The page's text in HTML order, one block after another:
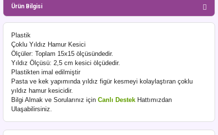
Ürün Bilgisi
Plastik
Çoklu Yıldız Hamur Kesici
Ölçüler: Toplam 15x15 ölçüsündedir.
Yıldız Ölçüsü: 2,5 cm kesici ölçüdedir.
Plastikten imal edilmiştir
Pasta ve kek yapımında yıldız figür kesmeyi kolaylaştıran çoklu
yıldız hamur kesicidir.
Bilgi Almak ve Sorularınız için Canlı Destek Hattımızdan
Ulaşabilirsiniz.